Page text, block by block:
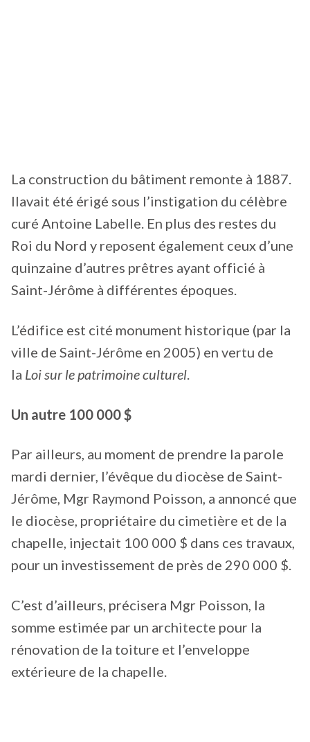
La construction du bâtiment remonte à 1887.
Ilavait été érigé sous l’instigation du célèbre
curé Antoine Labelle. En plus des restes du
Roi du Nord y reposent également ceux d’une
quinzaine d’autres prêtres ayant officié à
Saint-Jérôme à différentes époques.
L’édifice est cité monument historique (par la
ville de Saint-Jérôme en 2005) en vertu de
la Loi sur le patrimoine culturel.
Un autre 100 000 $
Par ailleurs, au moment de prendre la parole
mardi dernier, l’évêque du diocèse de Saint-
Jérôme, Mgr Raymond Poisson, a annoncé que
le diocèse, propriétaire du cimetière et de la
chapelle, injectait 100 000 $ dans ces travaux,
pour un investissement de près de 290 000 $.
C’est d’ailleurs, précisera Mgr Poisson, la
somme estimée par un architecte pour la
rénovation de la toiture et l’enveloppe
extérieure de la chapelle.